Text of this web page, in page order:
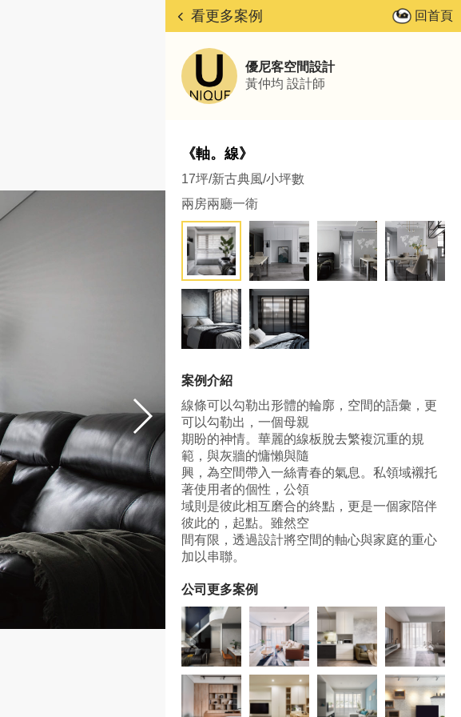
看更多案例 回首頁
優尼客空間設計
黃仲均 設計師
《軸。線》
17坪/新古典風/小坪數
兩房兩廳一衛
案例介紹
線條可以勾勒出形體的輪廓，空間的語彙，更
可以勾勒出，⼀個⺟親
期盼的神情。華麗的線板脫去繁複沉重的規
範，與灰牆的慵懶與隨
興，為空間帶入⼀絲青春的氣息。私領域襯托
著使⽤者的個性，公領
域則是彼此相互磨合的終點，更是⼀個家陪伴
彼此的，起點。雖然空
間有限，透過設計將空間的軸⼼與家庭的重⼼
加以串聯。
公司更多案例